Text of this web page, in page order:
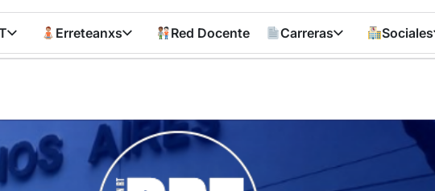
Erreteanxs Red Docente Carreras Sociales
RT